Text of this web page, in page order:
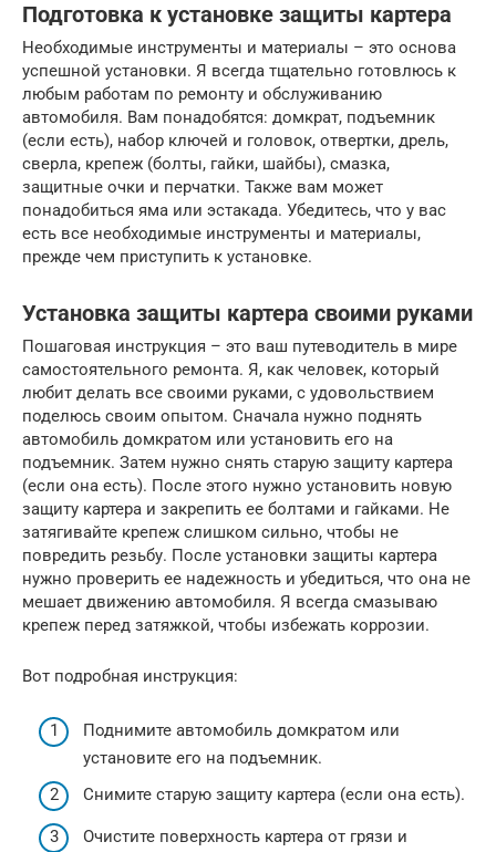
Подготовка к установке защиты картера
Необходимые инструменты и материалы – это основа
успешной установки. Я всегда тщательно готовлюсь к
любым работам по ремонту и обслуживанию
автомобиля. Вам понадобятся: домкрат, подъемник
(если есть), набор ключей и головок, отвертки, дрель,
сверла, крепеж (болты, гайки, шайбы), смазка,
защитные очки и перчатки. Также вам может
понадобиться яма или эстакада. Убедитесь, что у вас
есть все необходимые инструменты и материалы,
прежде чем приступить к установке.
Установка защиты картера своими руками
Пошаговая инструкция – это ваш путеводитель в мире
самостоятельного ремонта. Я, как человек, который
любит делать все своими руками, с удовольствием
поделюсь своим опытом. Сначала нужно поднять
автомобиль домкратом или установить его на
подъемник. Затем нужно снять старую защиту картера
(если она есть). После этого нужно установить новую
защиту картера и закрепить ее болтами и гайками. Не
затягивайте крепеж слишком сильно, чтобы не
повредить резьбу. После установки защиты картера
нужно проверить ее надежность и убедиться, что она не
мешает движению автомобиля. Я всегда смазываю
крепеж перед затяжкой, чтобы избежать коррозии.
Вот подробная инструкция:
Поднимите автомобиль домкратом или
установите его на подъемник.
Снимите старую защиту картера (если она есть).
Очистите поверхность картера от грязи и